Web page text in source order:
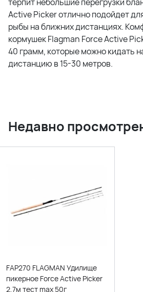
Active Picker отлично подойдет
рыбы на ближних дистанциях.
кормушек Flagman Force Active
40 грамм, которые можно кидать
дистанцию в 15-30 метров.
Недавно
FAP270 FLAGMAN Удилище
пикерное Force Active Picker
2,7м тест max 50г